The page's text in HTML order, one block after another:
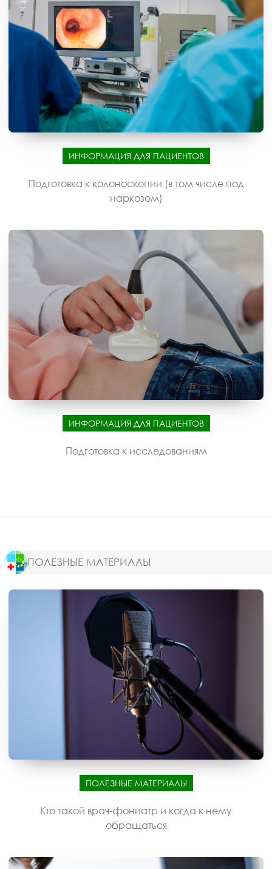
ИНФОРМАЦИЯ ДЛЯ ПАЦИЕНТОВ
Подготовка к колоноскопии (в том числе под
наркозом)
ИНФОРМАЦИЯ ДЛЯ ПАЦИЕНТОВ
Подготовка к исследованиям
ПОЛЕЗНЫЕ МАТЕРИАЛЫ
ПОЛЕЗНЫЕ МАТЕРИАЛЫ
Кто такой врач-фониатр и когда к нему
обращаться